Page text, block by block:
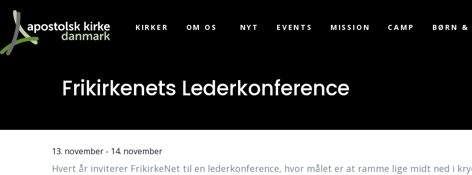
KIRKER OM OS NYT EVENTS MISSION CAMP BØRN &
Frikirkenets Lederkonference
13. november - 14. november
Hvert år inviterer FrikirkeNet til en lederkonference, hvor målet er at ramme lige midt ned i